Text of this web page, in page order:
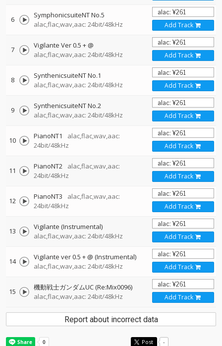
6
SymphonicsuiteNT No.5
alac,flac,wav,aac: 24bit/48kHz
Add Track
7
Vigilante Ver 0.5 + @
alac,flac,wav,aac: 24bit/48kHz
Add Track
8
SynthenicsuiteNT No.1
alac,flac,wav,aac: 24bit/48kHz
Add Track
9
SynthenicsuiteNT No.2
alac,flac,wav,aac: 24bit/48kHz
Add Track
10 PianoNT1
alac,flac,wav,aac:
24bit/48kHz
Add Track
11 PianoNT2
alac,flac,wav,aac:
24bit/48kHz
Add Track
12 PianoNT3
alac,flac,wav,aac:
24bit/48kHz
Add Track
13
Vigilante (Instrumental)
alac,flac,wav,aac: 24bit/48kHz
Add Track
14
Vigilante ver 0.5 + @ (Instrumental)
alac,flac,wav,aac: 24bit/48kHz
Add Track
15
機動戦士ガンダムUC (Re:Mix0096)
alac,flac,wav,aac: 24bit/48kHz
Add Track
Report about incorrect data
Post -